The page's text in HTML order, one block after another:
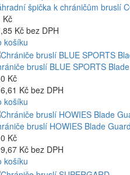
špička k chráničům bruslí
Kč
Kč bez DPH
košíku
bruslí BLUE SPORTS
Kč
Kč bez DPH
košíku
bruslí HOWIES Blade
Kč
Kč bez DPH
košíku